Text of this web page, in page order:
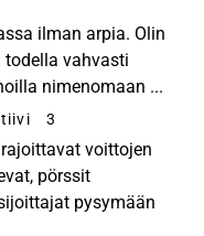
14
EU:n ja
kanssa. Samalla
investointikohde
suoria teollisia
dollarin
vuosivauhtia.
yhtiöitä, jotka
ilman arpia. Olin
vahvasti
nimenomaan ...
3
voittojen
pörssit
pysymään